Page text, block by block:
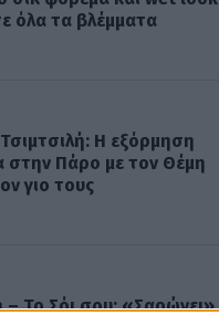
όλα τα βλέμματα
Η εξόρμηση
στην Πάρο με τον Θέμη
γιο τους
– Το Σόι σου: «Σαρώνει»